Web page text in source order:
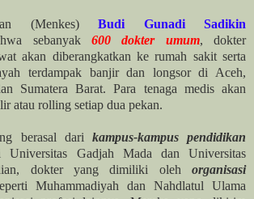
(Menkes)Budi Gunadi Sadikin
sebanyak 600 dokter umum, dokter
akan diberangkatkan ke rumah sakit serta
terdampak banjir dan longsor di Aceh,
Sumatera Barat. Para tenaga medis akan
atau rolling setiap dua pekan.
berasal dari kampus-kampus pendidikan
Universitas Gadjah Mada dan Universitas
dokter yang dimiliki oleh organisasi
Muhammadiyah dan Nahdlatul Ulama